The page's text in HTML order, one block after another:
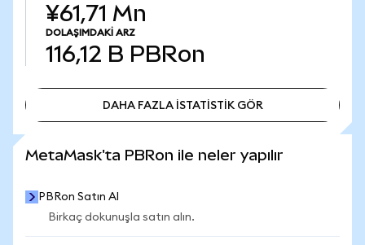
¥61,71 Mn
DOLAŞIMDAKI ARZ
116,12 B PBRon
DAHA FAZLA İSTATİSTİK GÖR
MetaMask'ta PBRon ile neler yapılır
PBRon Satın Al
Birkaç dokunuşla satın alın.